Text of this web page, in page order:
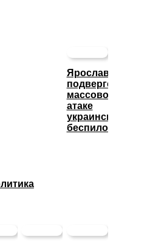
Ярославль
подвергся
массовой
атаке
украинских
беспилотников